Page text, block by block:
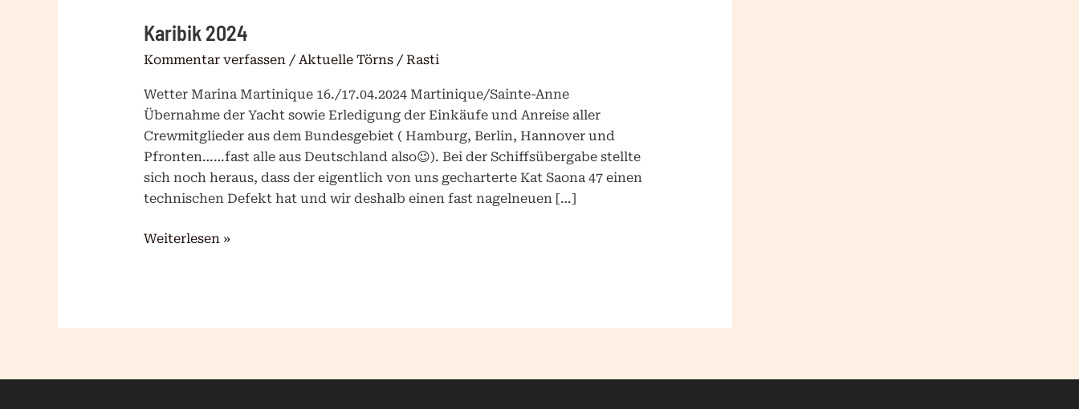
Karibik 2024
Kommentar verfassen / Aktuelle Törns/ Rasti
Wetter Marina Martinique 16./17.04.2024 Martinique/Sainte-Anne
Übernahme der Yacht sowie Erledigung der Einkäufe und Anreise aller
Crewmitglieder aus dem Bundesgebiet ( Hamburg, Berlin, Hannover und
Pfronten……fast alle aus Deutschland also😉). Bei der Schiffsübergabe stellte
sich noch heraus, dass der eigentlich von uns gecharterte Kat Saona 47 einen
technischen Defekt hat und wir deshalb einen fast nagelneuen […]
Karibik
Weiterlesen »